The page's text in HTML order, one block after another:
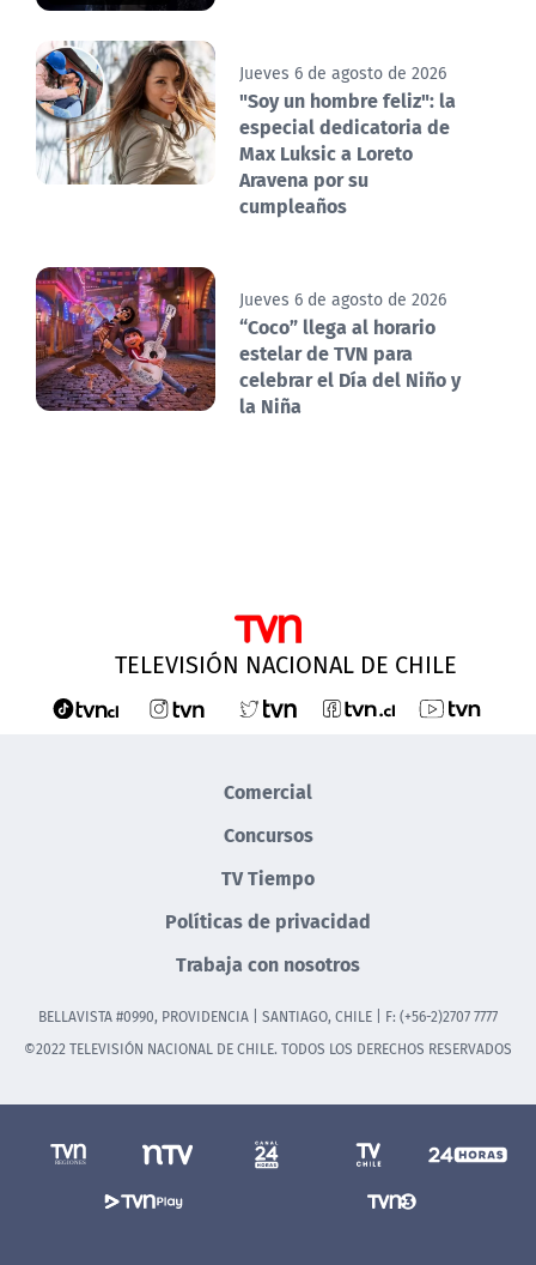
Jueves 6 de agosto de 2026
"Soy un hombre feliz": la
especial dedicatoria de
Max Luksic a Loreto
Aravena por su
cumpleaños
Jueves 6 de agosto de 2026
“Coco” llega al horario
estelar de TVN para
celebrar el Día del Niño y
la Niña
TELEVISIÓN NACIONAL DE CHILE
Comercial
Concursos
TV Tiempo
Políticas de privacidad
Trabaja con nosotros
BELLAVISTA #0990, PROVIDENCIA | SANTIAGO, CHILE | F: (+56-2)2707 7777
©2022 TELEVISIÓN NACIONAL DE CHILE. TODOS LOS DERECHOS RESERVADOS